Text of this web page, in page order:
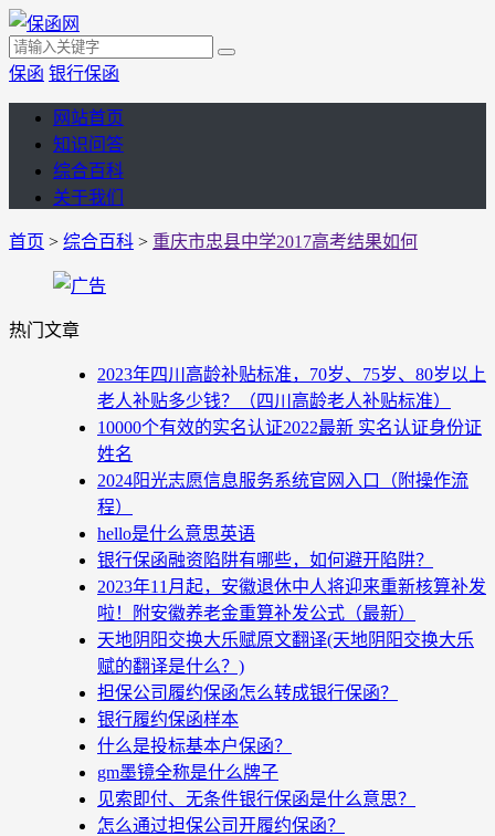
保函 银行保函
网站首页
知识问答
综合百科
关于我们
首页 > 综合百科 > 重庆市忠县中学2017高考结果如何
热门文章
2023年四川高龄补贴标准，70岁、75岁、80岁以上
老人补贴多少钱？（四川高龄老人补贴标准）
10000个有效的实名认证2022最新 实名认证身份证
姓名
2024阳光志愿信息服务系统官网入口（附操作流
程）
hello是什么意思英语
银行保函融资陷阱有哪些，如何避开陷阱？
2023年11月起，安徽退休中人将迎来重新核算补发
啦！附安徽养老金重算补发公式（最新）
天地阴阳交换大乐赋原文翻译(天地阴阳交换大乐
赋的翻译是什么？)
担保公司履约保函怎么转成银行保函？
银行履约保函样本
什么是投标基本户保函？
gm墨镜全称是什么牌子
见索即付、无条件银行保函是什么意思？
怎么通过担保公司开履约保函？